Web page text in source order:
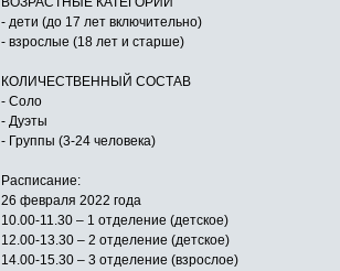
- дети (до 17 лет включительно)
- взрослые (18 лет и старше)
КОЛИЧЕСТВЕННЫЙ СОСТАВ
- Соло
- Дуэты
- Группы (3-24 человека)
Расписание:
26 февраля 2022 года
10.00-11.30 – 1 отделение (детское)
12.00-13.30 – 2 отделение (детское)
14.00-15.30 – 3 отделение (взрослое)